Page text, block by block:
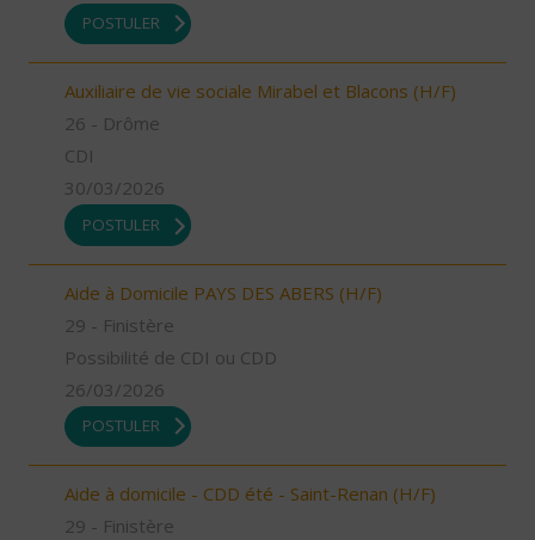
POSTULER
Auxiliaire de vie sociale Mirabel et Blacons (H/F)
26 - Drôme
CDI
30/03/2026
POSTULER
Aide à Domicile PAYS DES ABERS (H/F)
29 - Finistère
Possibilité de CDI ou CDD
26/03/2026
POSTULER
Aide à domicile - CDD été - Saint-Renan (H/F)
29 - Finistère